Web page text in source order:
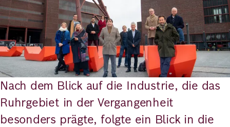
Nach dem Blick auf die Industrie, die das
Ruhrgebiet in der Vergangenheit
besonders prägte, folgte ein Blick in die